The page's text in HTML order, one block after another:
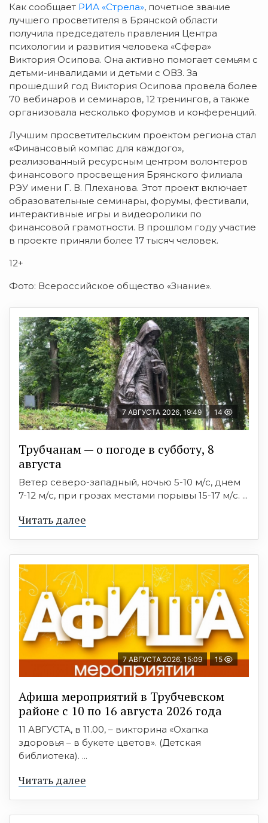
Как сообщает РИА «Стрела», почетное звание
лучшего просветителя в Брянской области
получила председатель правления Центра
психологии и развития человека «Сфера»
Виктория Осипова. Она активно помогает семьям с
детьми-инвалидами и детьми с ОВЗ. За
прошедший год Виктория Осипова провела более
70 вебинаров и семинаров, 12 тренингов, а также
организовала несколько форумов и конференций.
Лучшим просветительским проектом региона стал
«Финансовый компас для каждого»,
реализованный ресурсным центром волонтеров
финансового просвещения Брянского филиала
РЭУ имени Г. В. Плеханова. Этот проект включает
образовательные семинары, форумы, фестивали,
интерактивные игры и видеоролики по
финансовой грамотности. В прошлом году участие
в проекте приняли более 17 тысяч человек.
12+
Фото: Всероссийское общество «Знание».
7 АВГУСТА 2026, 19:49 14
Трубчанам — о погоде в субботу, 8
августа
Ветер северо-западный, ночью 5-10 м/с, днем
7-12 м/с, при грозах местами порывы 15-17 м/с. ...
Читать далее
7 АВГУСТА 2026, 15:09 15
Афиша мероприятий в Трубчевском
районе с 10 по 16 августа 2026 года
11 АВГУСТА, в 11.00, – викторина «Охапка
здоровья – в букете цветов». (Детская
библиотека). ...
Читать далее